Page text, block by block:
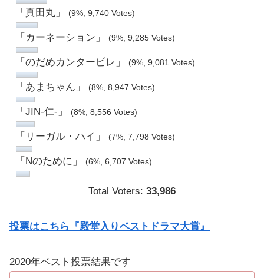
「真田丸」 (9%, 9,740 Votes)
「カーネーション」 (9%, 9,285 Votes)
「のだめカンタービレ」 (9%, 9,081 Votes)
「あまちゃん」 (8%, 8,947 Votes)
「JIN-仁-」 (8%, 8,556 Votes)
「リーガル・ハイ」 (7%, 7,798 Votes)
「Nのために」 (6%, 6,707 Votes)
Total Voters: 33,986
投票はこちら『殿堂入りベストドラマ大賞』
2020年ベスト投票結果です